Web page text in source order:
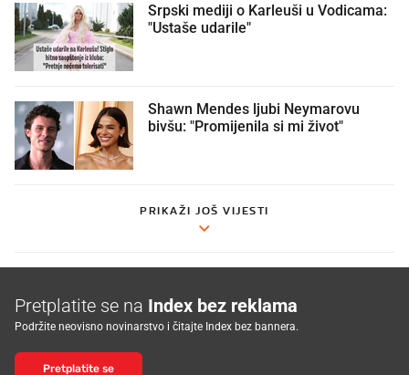
Srpski mediji o Karleuši u Vodicama:
"Ustaše udarile"
Shawn Mendes ljubi Neymarovu
bivšu: "Promijenila si mi život"
PRIKAŽI JOŠ VIJESTI
Pretplatite se na Index bez reklama
Podržite neovisno novinarstvo i čitajte Index bez bannera.
Pretplatite se